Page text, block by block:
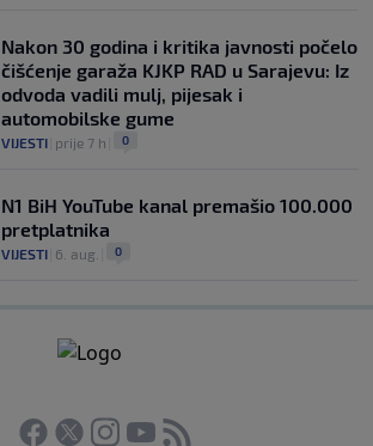
Nakon 30 godina i kritika javnosti počelo
čišćenje garaža KJKP RAD u Sarajevu: Iz
odvoda vadili mulj, pijesak i
automobilske gume
VIJESTI prije 7 h 0
N1 BiH YouTube kanal premašio 100.000
pretplatnika
VIJESTI 6. aug. 0